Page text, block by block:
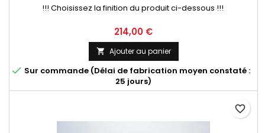
!!! Choisissez la finition du produit ci-dessous !!!
Prix
214,00 €
 Ajouter au panier
 Sur commande (Délai de fabrication moyen constaté :
25 jours)
favorite_border